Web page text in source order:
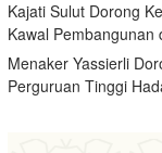
Kajati Sulut Dorong
Kawal Pembangunan
Menaker Yassierli
Perguruan Tinggi